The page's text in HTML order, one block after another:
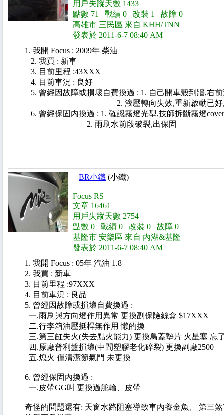
用戶失蹤天數 1433
點數 71 戰績 0 改裝 1 故障 0
高雄市 三民區 來自 KHH/TNN
發表於 2011-6-7 08:40 AM
1. 我開 Focus : 2009年 柴油
2. 我買 : 新車
3. 目前里程 :43XXX
4. 目前車況 : 良好
5. 曾經因故障或損壞自費換過 : 1. 自己開車殼到牆,右
2. 液壓轉向失效,重新啟動已好,回原廠消
6. 曾經保固內換過 : 1. 確認霧燈光型,技師拆斷霧燈
2. 雨刷水前段破裂,出保固
BR小鐵 (小鐵)
Focus RS
文章 16461
用戶失蹤天數 2754
點數 0 戰績 0 改裝 0 故障 0
基隆市 安樂區 來自 內湖&基隆
發表於 2011-6-7 08:40 AM
1. 我開 Focus : 05年 汽油 1.8
2. 我買 : 新車
3. 目前里程 :97XXX
4. 目前車況 : 良品
5. 曾經因故障或損壞自費換過 :
一.雨刷與方向燈作用異常 更換副保險絲盒 $17XXX
二.行李箱油壓挺桿無作用 懶的換
三.第三缸失火(失去點火能力) 更換鳥蓋墊片 火星塞 忘
四.原廠普利盤損壞(中間塑膠老化碎裂) 更換副廠2500
五.熄火 僅清潔節氣門 未更換
6. 曾經保固內換過 :
一.皮帶GG叫 更換過舵輪、皮帶
奇怪的問題還有: 天窗水路阻塞導致車內養金魚、 第三